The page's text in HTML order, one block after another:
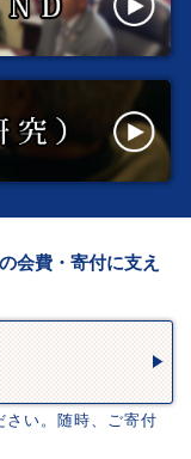
会費・寄付に支え
い。随時、ご寄付